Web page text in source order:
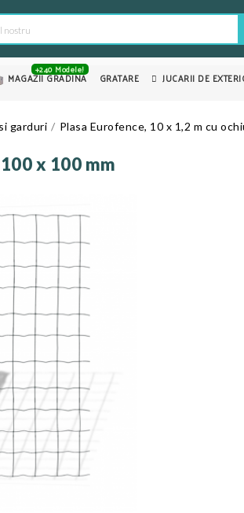
MAGAZII GRADINA
+240 Modele!
GRATARE JUCARII DE
garduri Plasa Eurofence, 10 x 1,2 m cu
x 100 mm